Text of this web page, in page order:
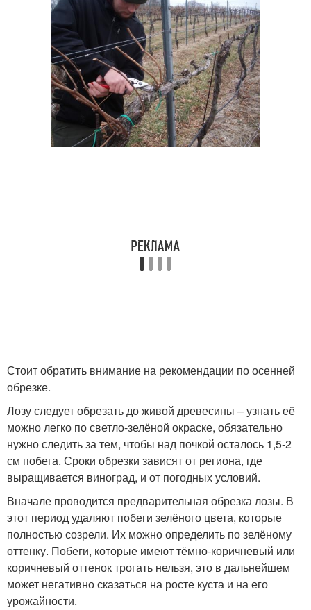
Стоит обратить внимание на рекомендации по осенней
обрезке.
Лозу следует обрезать до живой древесины – узнать её
можно легко по светло-зелёной окраске, обязательно
нужно следить за тем, чтобы над почкой осталось 1,5-2
см побега. Сроки обрезки зависят от региона, где
выращивается виноград, и от погодных условий.
Вначале проводится предварительная обрезка лозы. В
этот период удаляют побеги зелёного цвета, которые
полностью созрели. Их можно определить по зелёному
оттенку. Побеги, которые имеют тёмно-коричневый или
коричневый оттенок трогать нельзя, это в дальнейшем
может негативно сказаться на росте куста и на его
урожайности.